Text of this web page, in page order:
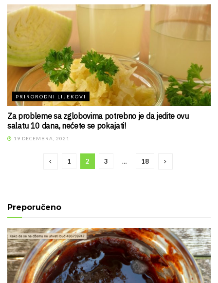
PRIRORODNI LIJEKOVI
Za probleme sa zglobovima potrebno je da jedite ovu
salatu 10 dana, nećete se pokajati!
19 DECEMBRA, 2021
1 2 3 … 18
Preporučeno